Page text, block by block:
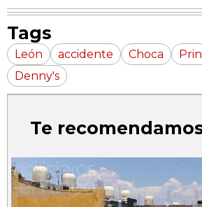
Tags
León accidente Choca
Denny's
Te